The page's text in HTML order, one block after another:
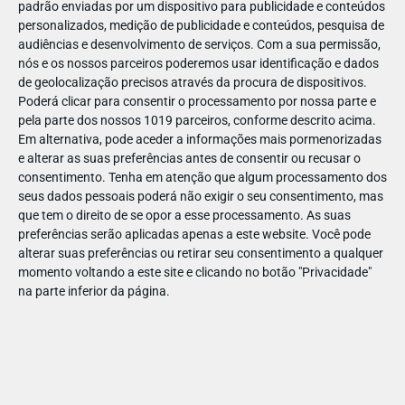
padrão enviadas por um dispositivo para publicidade e conteúdos
personalizados, medição de publicidade e conteúdos, pesquisa de
audiências e desenvolvimento de serviços. Com a sua permissão,
nós e os nossos parceiros poderemos usar identificação e dados
de geolocalização precisos através da procura de dispositivos.
Poderá clicar para consentir o processamento por nossa parte e
pela parte dos nossos 1019 parceiros, conforme descrito acima.
Em alternativa, pode aceder a informações mais pormenorizadas
e alterar as suas preferências antes de consentir ou recusar o
consentimento. Tenha em atenção que algum processamento dos
seus dados pessoais poderá não exigir o seu consentimento, mas
que tem o direito de se opor a esse processamento. As suas
preferências serão aplicadas apenas a este website. Você pode
alterar suas preferências ou retirar seu consentimento a qualquer
momento voltando a este site e clicando no botão "Privacidade"
na parte inferior da página.
23
82621